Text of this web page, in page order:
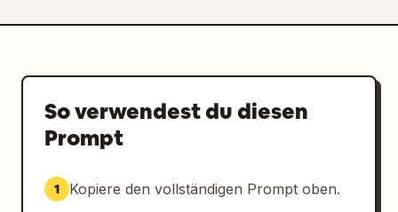
So verwendest du diesen
Prompt
1 Kopiere den vollständigen Prompt oben.